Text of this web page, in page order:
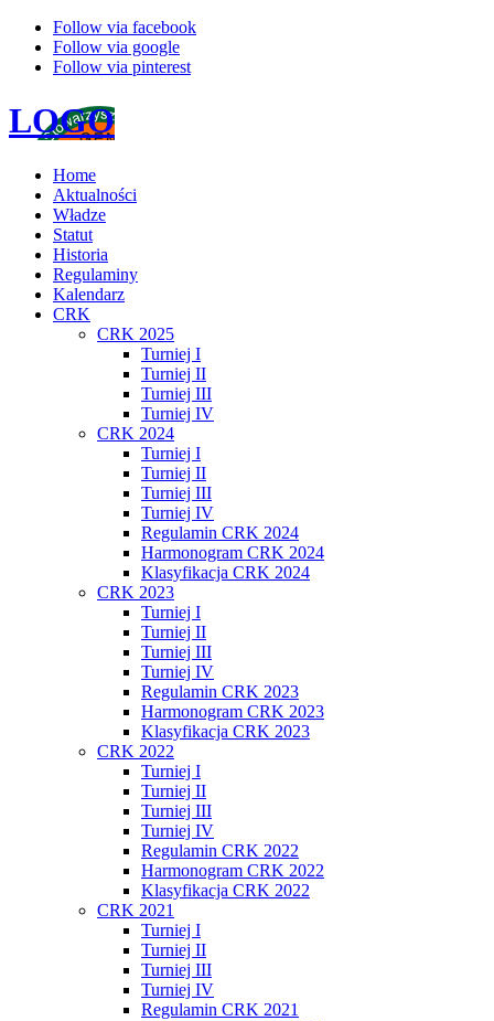
Follow via facebook
Follow via google
Follow via pinterest
LOGO
Home
Aktualności
Władze
Statut
Historia
Regulaminy
Kalendarz
CRK
CRK 2025
Turniej I
Turniej II
Turniej III
Turniej IV
CRK 2024
Turniej I
Turniej II
Turniej III
Turniej IV
Regulamin CRK 2024
Harmonogram CRK 2024
Klasyfikacja CRK 2024
CRK 2023
Turniej I
Turniej II
Turniej III
Turniej IV
Regulamin CRK 2023
Harmonogram CRK 2023
Klasyfikacja CRK 2023
CRK 2022
Turniej I
Turniej II
Turniej III
Turniej IV
Regulamin CRK 2022
Harmonogram CRK 2022
Klasyfikacja CRK 2022
CRK 2021
Turniej I
Turniej II
Turniej III
Turniej IV
Regulamin CRK 2021